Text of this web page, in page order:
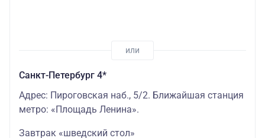
Санкт-Петербург 4*
Адрес: Пироговская наб., 5/2. Ближайшая станция
метро: «Площадь Ленина».
Завтрак «шведский стол»